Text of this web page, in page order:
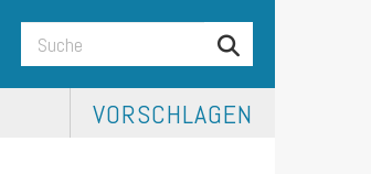
VORSCHLAGEN